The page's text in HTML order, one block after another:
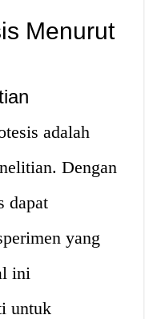
Menurut
adalah
Dengan
dapat
yang
ini
untuk